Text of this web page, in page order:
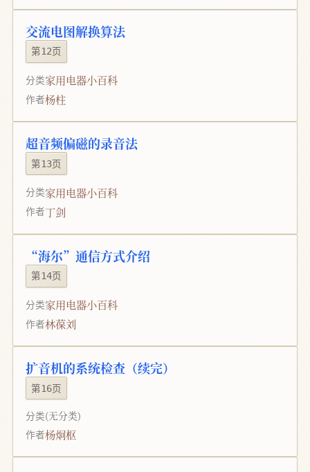
交流电图解换算法
第12页
分类家用电器小百科
作者杨柱
超音频偏磁的录音法
第13页
分类家用电器小百科
作者丁剑
“海尔”通信方式介绍
第14页
分类家用电器小百科
作者林葆刘
扩音机的系统检查（续完）
第16页
分类(无分类)
作者杨炯枢